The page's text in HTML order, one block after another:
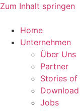
Zum Inhalt springen
Home
Unternehmen
Über Uns
Partner
Stories of
Download
Jobs